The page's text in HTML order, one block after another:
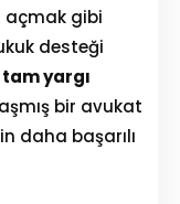
açmak gibi
desteği
tam yargı
bir avukat
daha başarılı